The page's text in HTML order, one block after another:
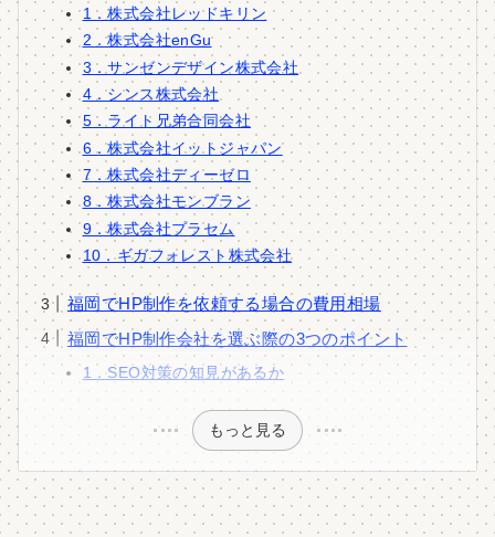
1．株式会社レッドキリン
2．株式会社enGu
3．サンゼンデザイン株式会社
4．シンス株式会社
5．ライト兄弟合同会社
6．株式会社イットジャパン
7．株式会社ディーゼロ
8．株式会社モンブラン
9．株式会社プラセム
10．ギガフォレスト株式会社
福岡でHP制作を依頼する場合の費用相場
福岡でHP制作会社を選ぶ際の3つのポイント
1．SEO対策の知見があるか
もっと見る